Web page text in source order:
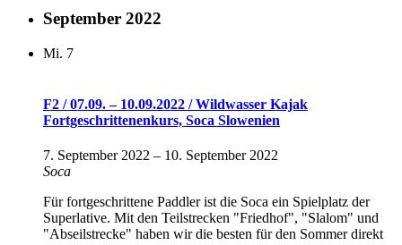
September 2022
Mi. 7
F2 / 07.09. – 10.09.2022 / Wildwasser Kajak
Fortgeschrittenenkurs, Soca Slowenien
7. September 2022 – 10. September 2022
Soca
Für fortgeschrittene Paddler ist die Soca ein Spielplatz der
Superlative. Mit den Teilstrecken "Friedhof", "Slalom" und
"Abseilstrecke" haben wir die besten für den Sommer direkt